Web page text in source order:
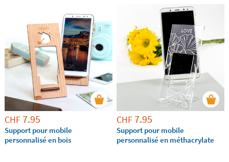
format qui vous convient le mieux et emportez-le
toujours avec vous.En plus ils sont
personnalisables avec
le texte de votre choix et disponibles en différentes
finitions . Ce n'est pas le choix qui manque ! En y faisant
graver un prénom ou une citation pour cette personnae
que vous aimez tant en fera un cadeau exceptionnel, très
personnel, pratique et exclusif !
CHF7.95
Support pour mobile
personnalisé en bois
CHF7.95
Support pour mobile
personnalisé en méthacrylate